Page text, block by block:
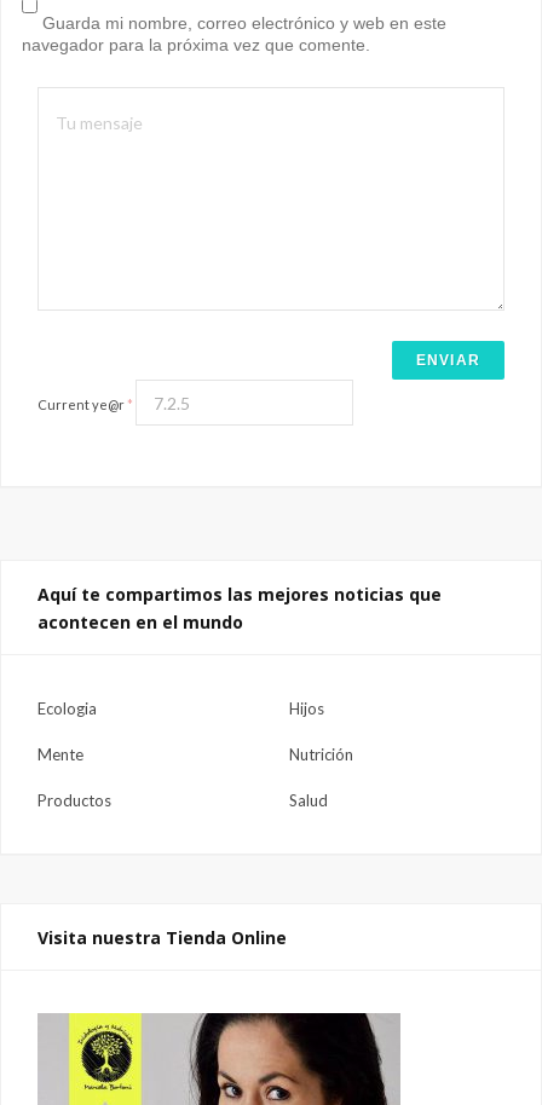
Guarda mi nombre, correo electrónico y web en este
navegador para la próxima vez que comente.
Current ye@r *
Aquí te compartimos las mejores noticias que
acontecen en el mundo
Ecologia Hijos
Mente Nutrición
Productos Salud
Visita nuestra Tienda Online